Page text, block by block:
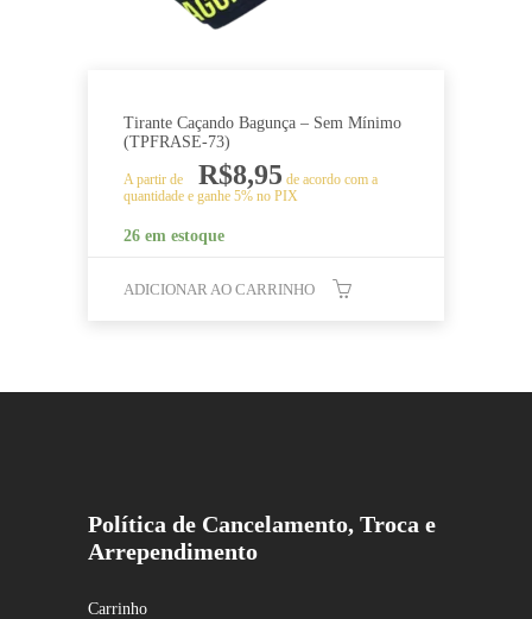
Tirante Caçando Bagunça – Sem Mínimo
(TPFRASE-73)
A partir de R$8,95 de acordo com a
quantidade e ganhe 5% no PIX
26 em estoque
ADICIONAR AO CARRINHO
Política de Cancelamento, Troca e
Arrependimento
Carrinho